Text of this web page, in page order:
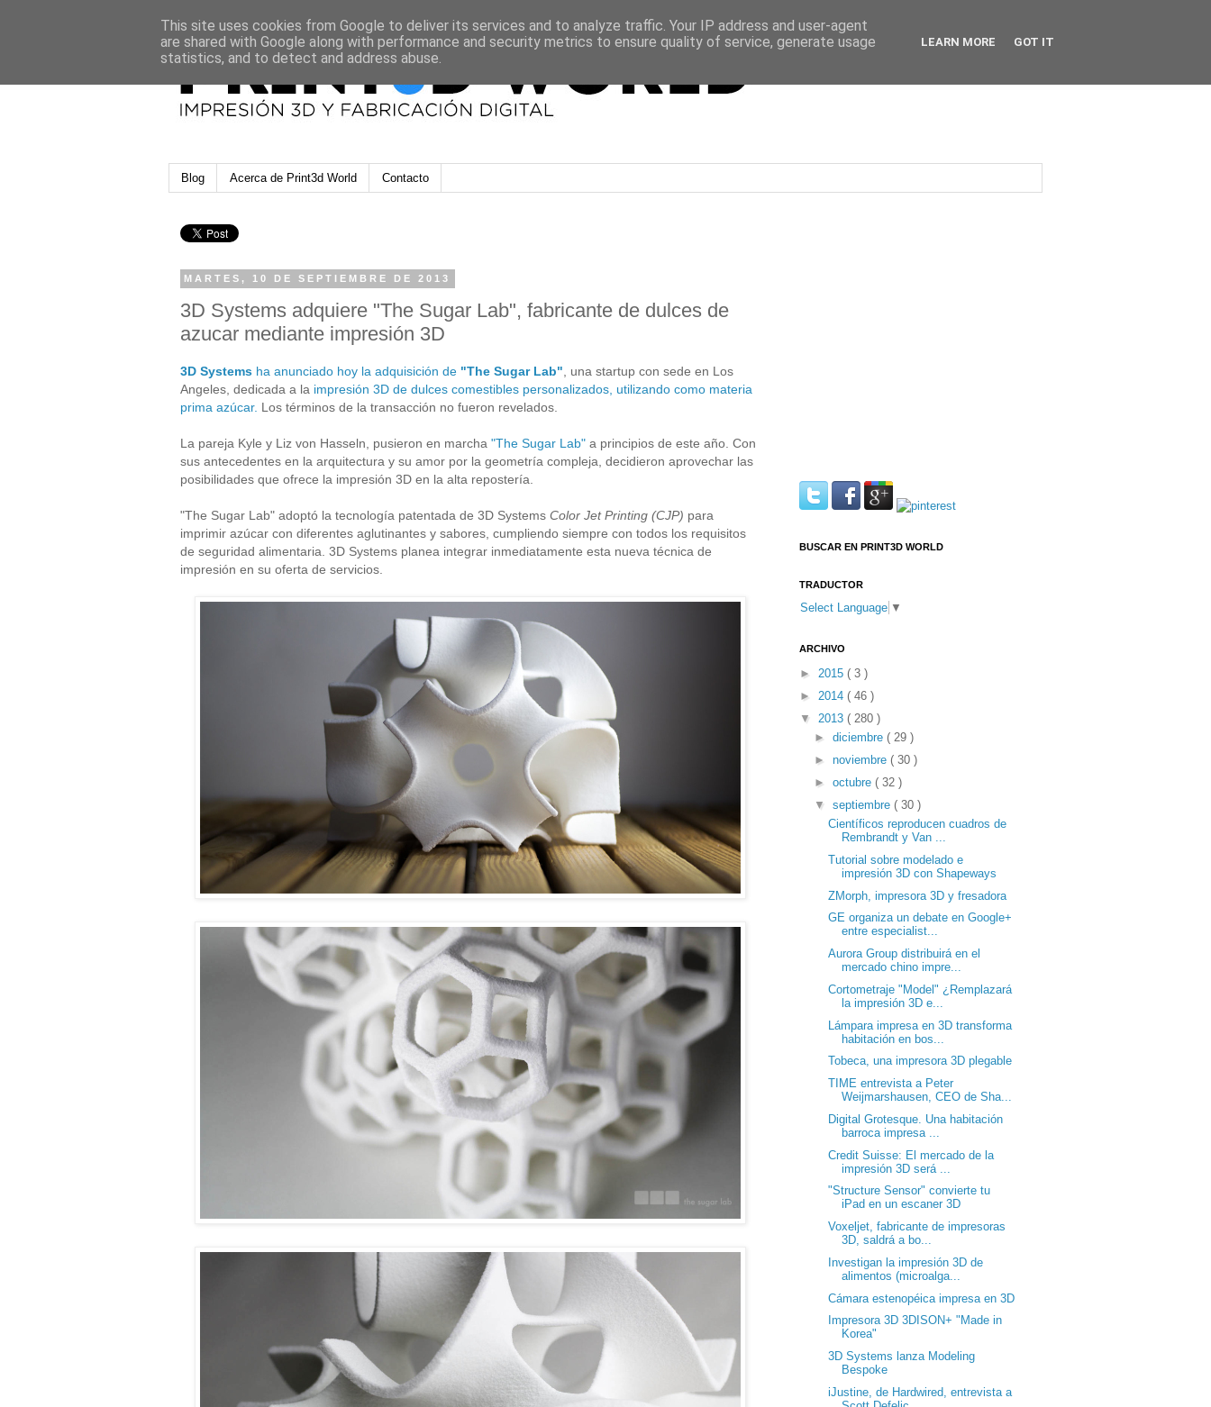
Blog Acerca de Print3d World Contacto
MARTES, 10 DE SEPTIEMBRE DE 2013
3D Systems adquiere "The Sugar Lab", fabricante de dulces de
azucar mediante impresión 3D
3D Systems ha anunciado hoy la adquisición de "The Sugar Lab" , una startup con sede en Los
Angeles, dedicada a la impresión 3D de dulces comestibles personalizados, utilizando como materia
prima azúcar. Los términos de la transacción no fueron revelados.
La pareja Kyle y Liz von Hasseln, pusieron en marcha "The Sugar Lab" a principios de este año. Con
sus antecedentes en la arquitectura y su amor por la geometría compleja, decidieron aprovechar las
posibilidades que ofrece la impresión 3D en la alta repostería.
"The Sugar Lab" adoptó la tecnología patentada de 3D Systems Color Jet Printing (CJP) para
imprimir azúcar con diferentes aglutinantes y sabores, cumpliendo siempre con todos los requisitos
de seguridad alimentaria. 3D Systems planea integrar inmediatamente esta nueva técnica de
impresión en su oferta de servicios.
BUSCAR EN PRINT3D WORLD
TRADUCTOR
Select Language ▼
ARCHIVO
► 2015 ( 3 )
► 2014 ( 46 )
▼ 2013 ( 280 )
► diciembre ( 29 )
► noviembre ( 30 )
► octubre ( 32 )
▼ septiembre ( 30 )
Científicos reproducen cuadros de
Rembrandt y Van ...
Tutorial sobre modelado e
impresión 3D con Shapeways
ZMorph, impresora 3D y fresadora
GE organiza un debate en Google+
entre especialist...
Aurora Group distribuirá en el
mercado chino impre...
Cortometraje "Model" ¿Remplazará
la impresión 3D e...
Lámpara impresa en 3D transforma
habitación en bos...
Tobeca, una impresora 3D plegable
TIME entrevista a Peter
Weijmarshausen, CEO de Sha...
Digital Grotesque. Una habitación
barroca impresa ...
Credit Suisse: El mercado de la
impresión 3D será ...
"Structure Sensor" convierte tu
iPad en un escaner 3D
Voxeljet, fabricante de impresoras
3D, saldrá a bo...
Investigan la impresión 3D de
alimentos (microalga...
Cámara estenopéica impresa en 3D
Impresora 3D 3DISON+ "Made in
Korea"
3D Systems lanza Modeling
Bespoke
iJustine, de Hardwired, entrevista a
This site uses cookies from Google to deliver its services and to analyze traffic. Your IP address and user-agent
are shared with Google along with performance and security metrics to ensure quality of service, generate usage
statistics, and to detect and address abuse.
LEARN MORE GOT IT